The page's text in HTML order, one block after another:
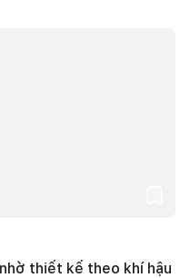
thiết kế theo khí hậu